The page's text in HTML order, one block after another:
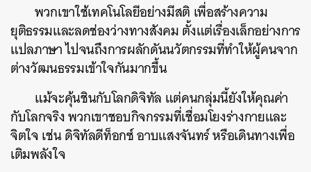
พวกเขาใช้เทคโนโลยีอย่างมีสติ เพื่อสร้างความ
ยุติธรรมและลดช่องว่างทางสังคม ตั้งแต่เรื่องเล็กอย่างการ
แปลภาษา ไปจนถึงการผลักดันนวัตกรรมที่ทำให้ผู้คนจาก
ต่างวัฒนธรรมเข้าใจกันมากขึ้น
แม้จะคุ้นชินกับโลกดิจิทัล แต่คนกลุ่มนี้ยังให้คุณค่า
กับโลกจริง พวกเขาชอบกิจกรรมที่เชื่อมโยงร่างกายและ
จิตใจ เช่น ดิจิทัลดีท็อกซ์ อาบแสงจันทร์ หรือเดินทางเพื่อ
เติมพลังใจ